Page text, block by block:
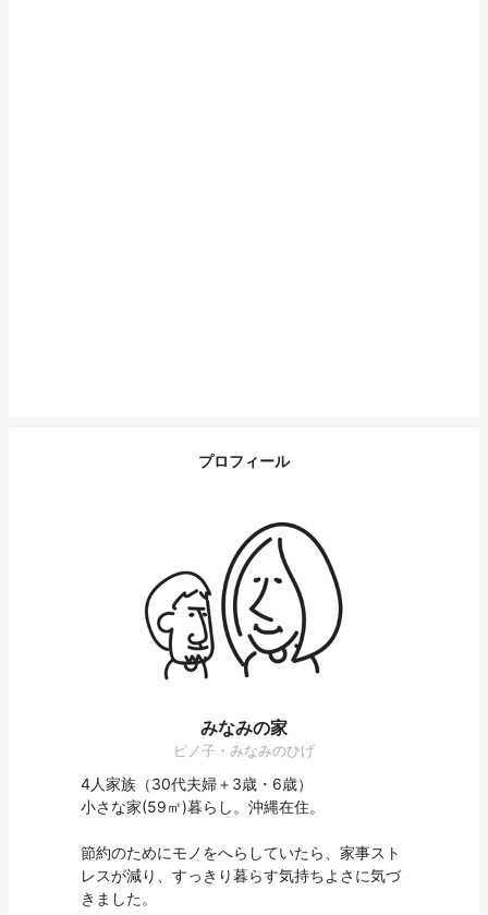
プロフィール
みなみの家
ピノ子・みなみのひげ
4人家族（30代夫婦＋3歳・6歳）
小さな家(59㎡)暮らし。沖縄在住。
節約のためにモノをへらしていたら、家事スト
レスが減り、すっきり暮らす気持ちよさに気づ
きました。